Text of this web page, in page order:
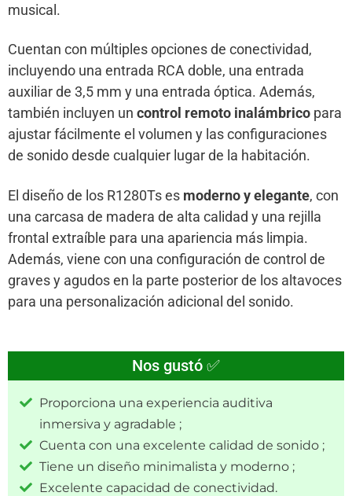
musical.
Cuentan con múltiples opciones de conectividad,
incluyendo una entrada RCA doble, una entrada
auxiliar de 3,5 mm y una entrada óptica. Además,
también incluyen un control remoto inalámbrico para
ajustar fácilmente el volumen y las configuraciones
de sonido desde cualquier lugar de la habitación.
El diseño de los R1280Ts es moderno y elegante, con
una carcasa de madera de alta calidad y una rejilla
frontal extraíble para una apariencia más limpia.
Además, viene con una configuración de control de
graves y agudos en la parte posterior de los altavoces
para una personalización adicional del sonido.
Nos gustó ✅
Proporciona una experiencia auditiva
inmersiva y agradable ;
Cuenta con una excelente calidad de sonido ;
Tiene un diseño minimalista y moderno ;
Excelente capacidad de conectividad.